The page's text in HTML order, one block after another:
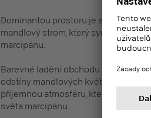
Dominantou prostoru je abstraktní,
mandlový strom, který symbolizuje
marcipánu.
Barevné ladění obchodu je
odstíny mandlových květů. Jemné
příjemnou atmosféru, která zve
světa marcipánu.